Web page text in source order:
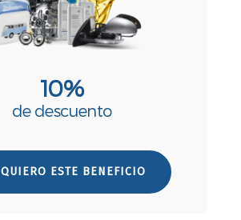
10%
de descuento
QUIERO ESTE BENEFICIO